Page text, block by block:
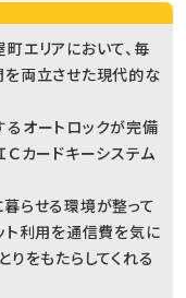
エリアにおいて、毎
両立させた現代的な
オートロックが完備
カードキーシステム
らせる環境が整って
ト利用を通信費を気に
をもたらしてくれる